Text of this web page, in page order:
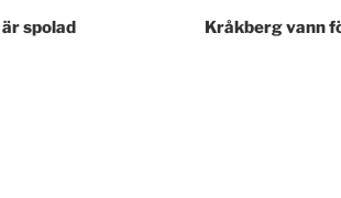
spolad
Kråkberg vann